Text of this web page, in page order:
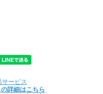
詳細はこちら